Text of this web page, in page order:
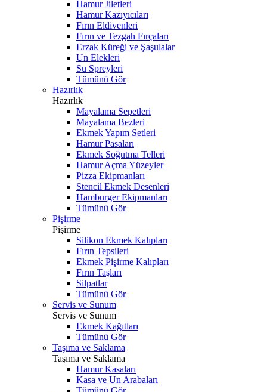
Hamur Jiletleri
Hamur Kazıyıcıları
Fırın Eldivenleri
Fırın ve Tezgah Fırçaları
Erzak Küreği ve Şaşulalar
Un Elekleri
Su Spreyleri
Tümünü Gör
Hazırlık
Hazırlık
Mayalama Sepetleri
Mayalama Bezleri
Ekmek Yapım Setleri
Hamur Pasaları
Ekmek Soğutma Telleri
Hamur Açma Yüzeyler
Pizza Ekipmanları
Stencil Ekmek Desenleri
Hamburger Ekipmanları
Tümünü Gör
Pişirme
Pişirme
Silikon Ekmek Kalıpları
Fırın Tepsileri
Ekmek Pişirme Kalıpları
Fırın Taşları
Silpatlar
Tümünü Gör
Servis ve Sunum
Servis ve Sunum
Ekmek Kağıtları
Tümünü Gör
Taşıma ve Saklama
Taşıma ve Saklama
Hamur Kasaları
Kasa ve Un Arabaları